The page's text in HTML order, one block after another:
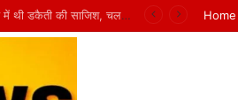
से सजेगी खास शाम Home